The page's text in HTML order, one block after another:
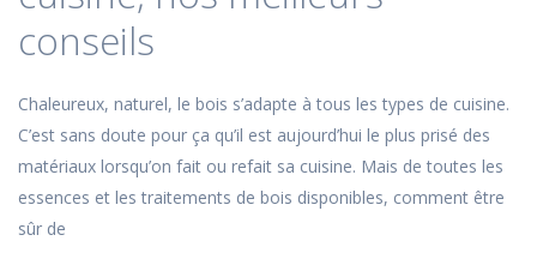
conseils
Chaleureux, naturel, le bois s’adapte à tous les types de cuisine.
C’est sans doute pour ça qu’il est aujourd’hui le plus prisé des
matériaux lorsqu’on fait ou refait sa cuisine. Mais de toutes les
essences et les traitements de bois disponibles, comment être
sûr de